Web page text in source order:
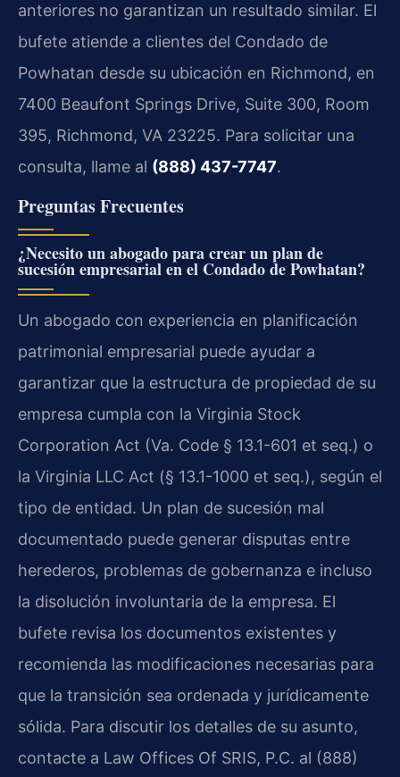
anteriores no garantizan un resultado similar. El
bufete atiende a clientes del Condado de
Powhatan desde su ubicación en Richmond, en
7400 Beaufont Springs Drive, Suite 300, Room
395, Richmond, VA 23225. Para solicitar una
consulta, llame al (888) 437-7747.
Preguntas Frecuentes
¿Necesito un abogado para crear un plan de
sucesión empresarial en el Condado de Powhatan?
Un abogado con experiencia en planificación
patrimonial empresarial puede ayudar a
garantizar que la estructura de propiedad de su
empresa cumpla con la Virginia Stock
Corporation Act (Va. Code § 13.1-601 et seq.) o
la Virginia LLC Act (§ 13.1-1000 et seq.), según el
tipo de entidad. Un plan de sucesión mal
documentado puede generar disputas entre
herederos, problemas de gobernanza e incluso
la disolución involuntaria de la empresa. El
bufete revisa los documentos existentes y
recomienda las modificaciones necesarias para
que la transición sea ordenada y jurídicamente
sólida. Para discutir los detalles de su asunto,
contacte a Law Offices Of SRIS, P.C. al (888)